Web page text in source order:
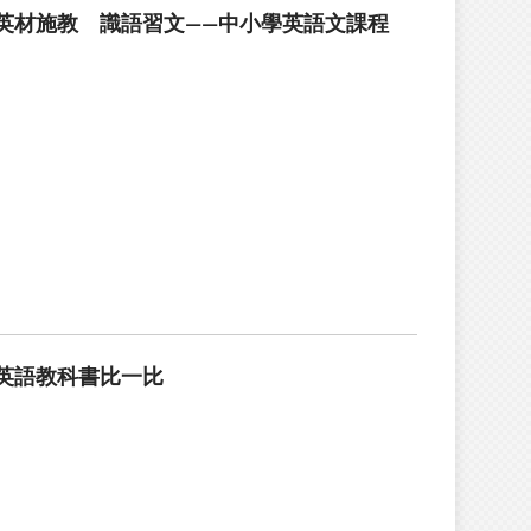
材施教 識語習文——中小學英語文課程
語教科書比一比